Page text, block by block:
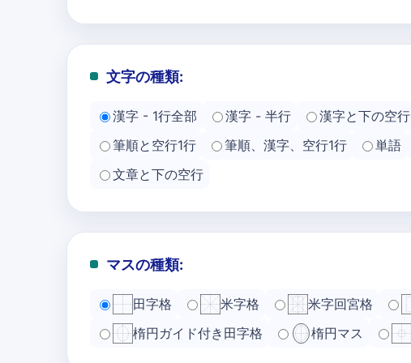
文字の種類:
漢字 - 1行全部 漢字 - 半行 漢字と下の空行
筆順と空行1行
筆順、漢字、空行1行 単語
文章と下の空行
マスの種類:
田字格 米字格 米字回宮格
楕円ガイド付き田字格
楕円マス